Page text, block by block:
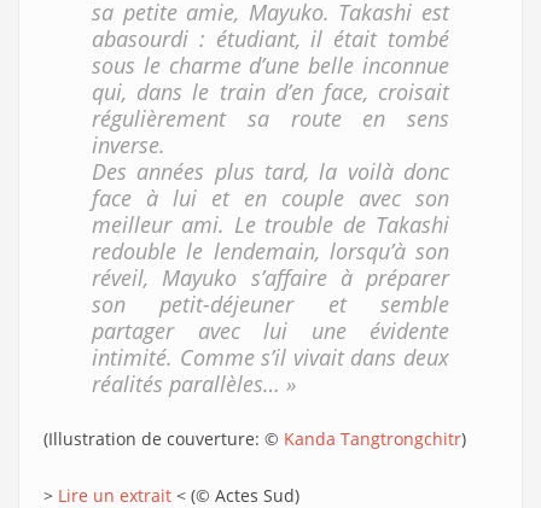
sa petite amie, Mayuko. Takashi est
abasourdi : étudiant, il était tombé
sous le charme d’une belle inconnue
qui, dans le train d’en face, croisait
régulièrement sa route en sens
inverse.
Des années plus tard, la voilà donc
face à lui et en couple avec son
meilleur ami. Le trouble de Takashi
redouble le lendemain, lorsqu’à son
réveil, Mayuko s’affaire à préparer
son petit-déjeuner et semble
partager avec lui une évidente
intimité. Comme s’il vivait dans deux
réalités parallèles… »
(Illustration de couverture: © Kanda Tangtrongchitr)
> Lire un extrait < (© Actes Sud)